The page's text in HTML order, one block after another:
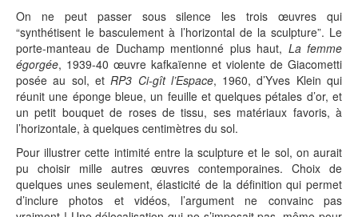
On ne peut passer sous silence les trois œuvres qui
“synthétisent le basculement à l’horizontal de la sculpture”. Le
porte-manteau de Duchamp mentionné plus haut, La femme
égorgée, 1939-40 œuvre kafkaïenne et violente de Giacometti
posée au sol, etRP3 Ci-gît l’Espace, 1960, d’Yves Klein qui
réunit une éponge bleue, un feuille et quelques pétales d’or, et
un petit bouquet de roses de tissu, ses matériaux favoris, à
l’horizontale, à quelques centimètres du sol.
Pour illustrer cette intimité entre la sculpture et le sol, on aurait
pu choisir mille autres œuvres contemporaines. Choix de
quelques unes seulement, élasticité de la définition qui permet
d’inclure photos et vidéos, l’argument ne convainc pas